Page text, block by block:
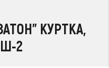
КУРТКА,
2